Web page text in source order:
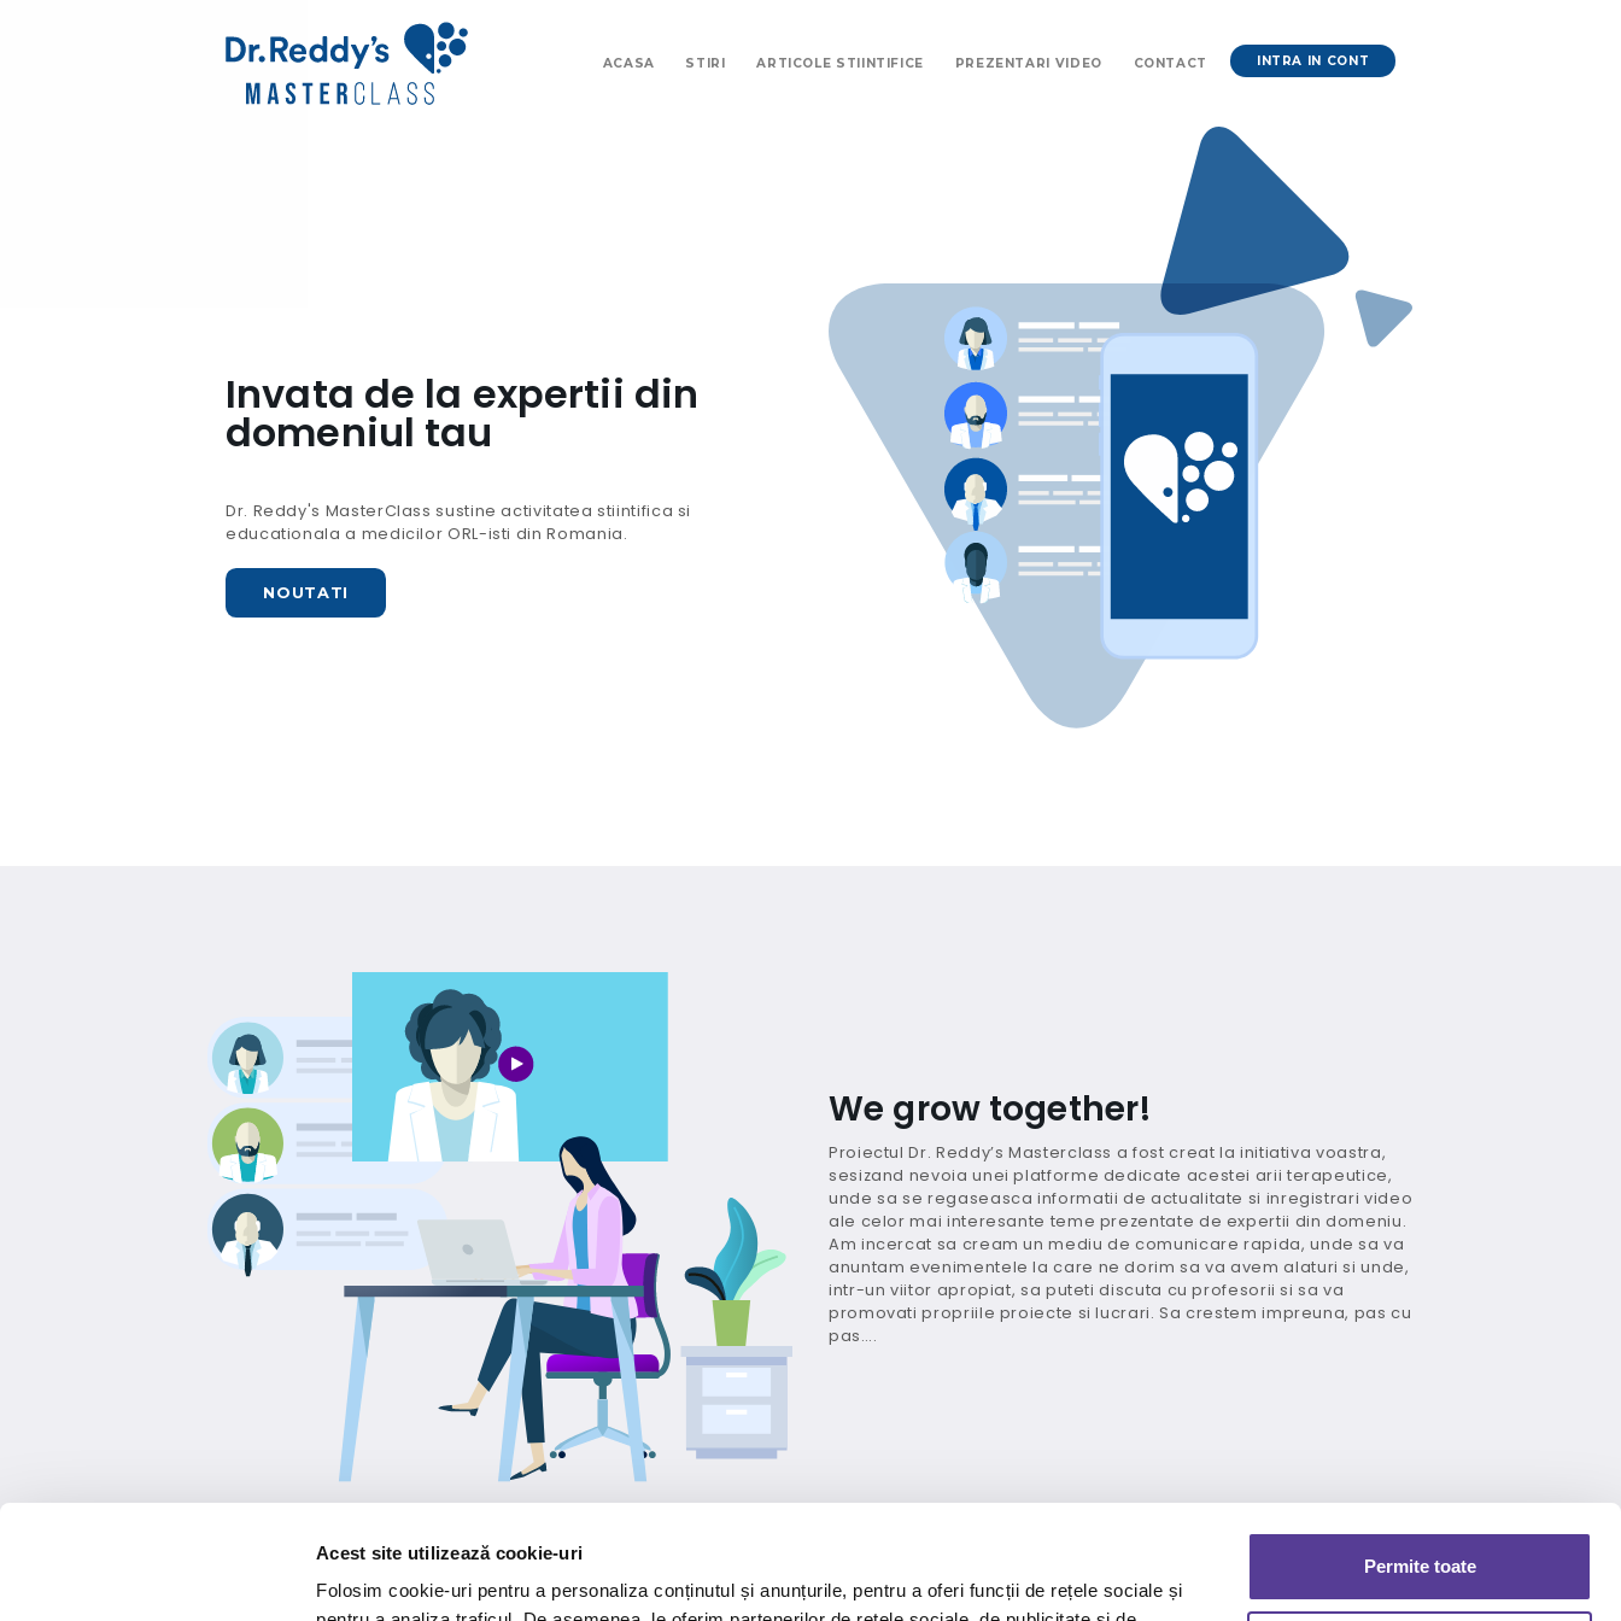
Acest site utilizează cookie-uri
Folosim cookie-uri pentru a personaliza conținutul și anunțurile, pentru a oferi funcții de rețele sociale și
Permite toate
ACASA STIRI ARTICOLE STIINTIFICE PREZENTARI VIDEO CONTACT INTRA IN CONT
Invata de la expertii din
domeniul tau
Dr. Reddy's MasterClass sustine activitatea stiintifica si
educationala a medicilor ORL-isti din Romania.
NOUTATI
We grow together!
Proiectul Dr. Reddy’s Masterclass a fost creat la initiativa voastra,
sesizand nevoia unei platforme dedicate acestei arii terapeutice,
unde sa se regaseasca informatii de actualitate si inregistrari video
ale celor mai interesante teme prezentate de expertii din domeniu.
Am incercat sa cream un mediu de comunicare rapida, unde sa va
anuntam evenimentele la care ne dorim sa va avem alaturi si unde,
intr-un viitor apropiat, sa puteti discuta cu profesorii si sa va
promovati propriile proiecte si lucrari. Sa crestem impreuna, pas cu
pas….